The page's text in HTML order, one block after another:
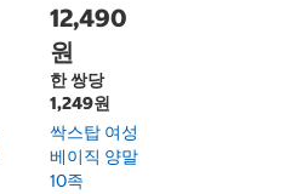
12,490
원
한 쌍당
1,249원
싹스탑 여성
베이직 양말
10족